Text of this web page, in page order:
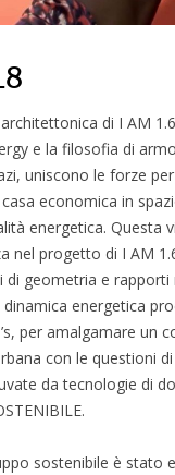
di I AM
e la filosofia di
uniscono le forze
economica in
energetica. Questa
nel progetto di I AM
di geometria e
energetica
per amalgamare un
con le questioni
da tecnologie di
sostenibile è stato